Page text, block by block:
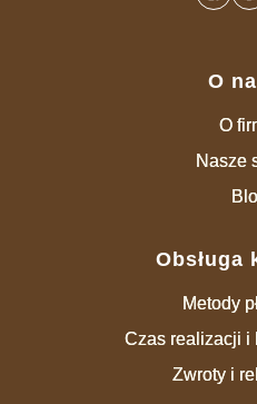
O
O
Nasze
Obsługa
Metody
Czas realizacji i
Zwroty i